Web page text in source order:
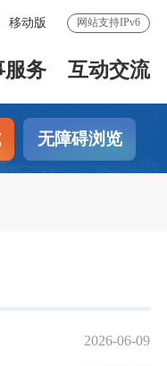
移动版 网站支持IPv6
服务 互动交流
无障碍浏览
2026-06-09